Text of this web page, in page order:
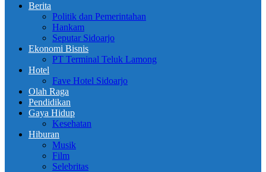
Berita
Politik dan Pemerintahan
Hankam
Seputar Sidoarjo
Ekonomi Bisnis
PT Terminal Teluk Lamong
Hotel
Fave Hotel Sidoarjo
Olah Raga
Pendidikan
Gaya Hidup
Kesehatan
Hiburan
Musik
Film
Selebritas